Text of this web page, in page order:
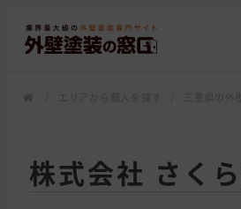
株式会社 さく